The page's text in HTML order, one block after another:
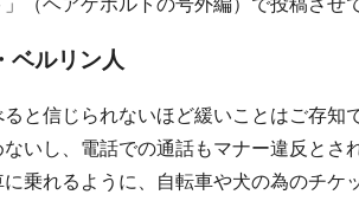
ベルリン人
と信じられないほど緩いことはご存知
いし、電話での通話もマナー違反とさ
乗れるように、自転車や犬の為のチケ